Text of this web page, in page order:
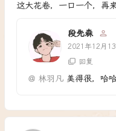
这大花卷，一口一个，再
段先森
2021年12月
回复
@ 林羽凡美得很，哈